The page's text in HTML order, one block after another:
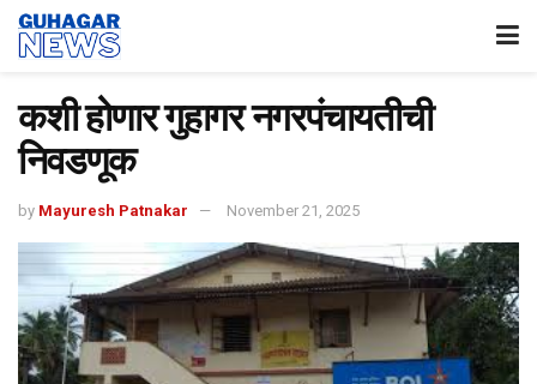
कशी होणार गुहागर नगरपंचायतीची
निवडणूक
by Mayuresh Patnakar November 21, 2025